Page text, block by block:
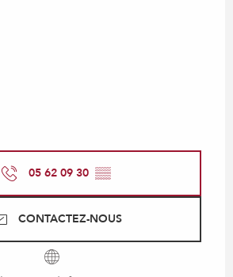
05 62 09 30 ▒▒
CONTACTEZ-NOUS